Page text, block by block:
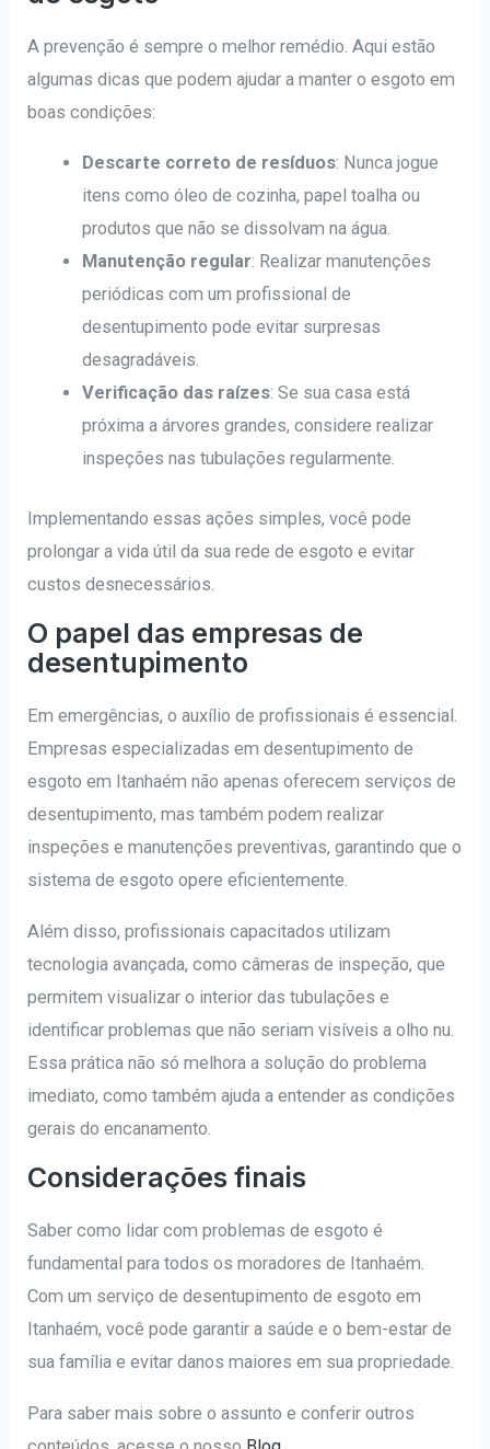
A prevenção é sempre o melhor remédio. Aqui estão
algumas dicas que podem ajudar a manter o esgoto em
boas condições:
Descarte correto de resíduos: Nunca jogue
itens como óleo de cozinha, papel toalha ou
produtos que não se dissolvam na água.
Manutenção regular: Realizar manutenções
periódicas com um profissional de
desentupimento pode evitar surpresas
desagradáveis.
Verificação das raízes: Se sua casa está
próxima a árvores grandes, considere realizar
inspeções nas tubulações regularmente.
Implementando essas ações simples, você pode
prolongar a vida útil da sua rede de esgoto e evitar
custos desnecessários.
O papel das empresas de
desentupimento
Em emergências, o auxílio de profissionais é essencial.
Empresas especializadas em desentupimento de
esgoto em Itanhaém não apenas oferecem serviços de
desentupimento, mas também podem realizar
inspeções e manutenções preventivas, garantindo que o
sistema de esgoto opere eficientemente.
Além disso, profissionais capacitados utilizam
tecnologia avançada, como câmeras de inspeção, que
permitem visualizar o interior das tubulações e
identificar problemas que não seriam visíveis a olho nu.
Essa prática não só melhora a solução do problema
imediato, como também ajuda a entender as condições
gerais do encanamento.
Considerações finais
Saber como lidar com problemas de esgoto é
fundamental para todos os moradores de Itanhaém.
Com um serviço de desentupimento de esgoto em
Itanhaém, você pode garantir a saúde e o bem-estar de
sua família e evitar danos maiores em sua propriedade.
Para saber mais sobre o assunto e conferir outros